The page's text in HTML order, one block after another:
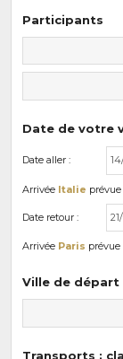
Participants
Date de votre
Date aller :
Arrivée Italie
Date retour :
Arrivée Paris prévue
Ville de départ
Transports :